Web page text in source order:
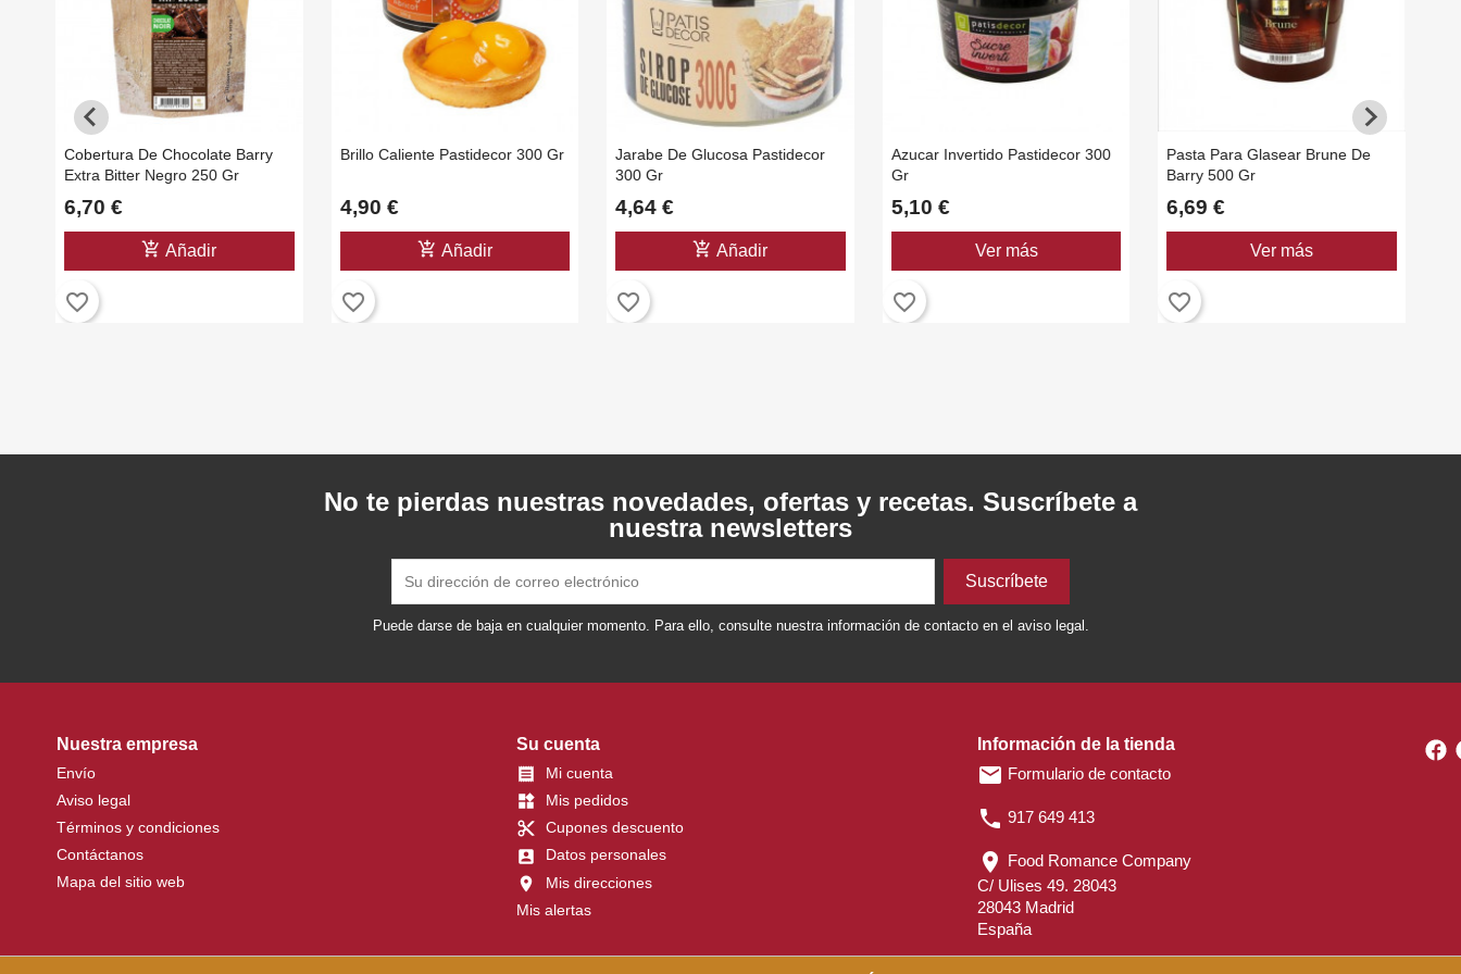
Cobertura De Chocolate Barry
Extra Bitter Negro 250 Gr
6,70 €
add_shopping_cart Añadir
favorite_border
Brillo Caliente Pastidecor 300 Gr
4,90 €
add_shopping_cart Añadir
favorite_border
Jarabe De Glucosa Pastidecor
300 Gr
4,64 €
add_shopping_cart Añadir
favorite_border
Azucar Invertido Pastidecor 300
Gr
5,10 €
Ver más
favorite_border
Pasta Para Glasear Brune De
Barry 500 Gr
6,69 €
Ver más
favorite_border
No te pierdas nuestras novedades, ofertas y recetas. Suscríbete a
nuestra newsletters
Puede darse de baja en cualquier momento. Para ello, consulte nuestra información de contacto en el aviso legal.
Nuestra empresa
Envío
Aviso legal
Términos y condiciones
Contáctanos
Mapa del sitio web
Su cuenta
 Mi cuenta
widgets Mis pedidos
content_cut Cupones descuento
account_box Datos personales
location_on
Mis direcciones
Mis alertas
Información de la tienda
email Formulario de contacto
phone 917 649 413
location_on Food Romance Company
C/ Ulises 49. 28043
28043 Madrid
España